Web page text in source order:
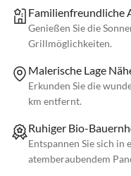
Familienfreundliche
Genießen Sie die
Grillmöglichkeiten.
Malerische Lage
Erkunden Sie die
km entfernt.
Ruhiger Bio-
Entspannen Sie sich
atemberaubendem